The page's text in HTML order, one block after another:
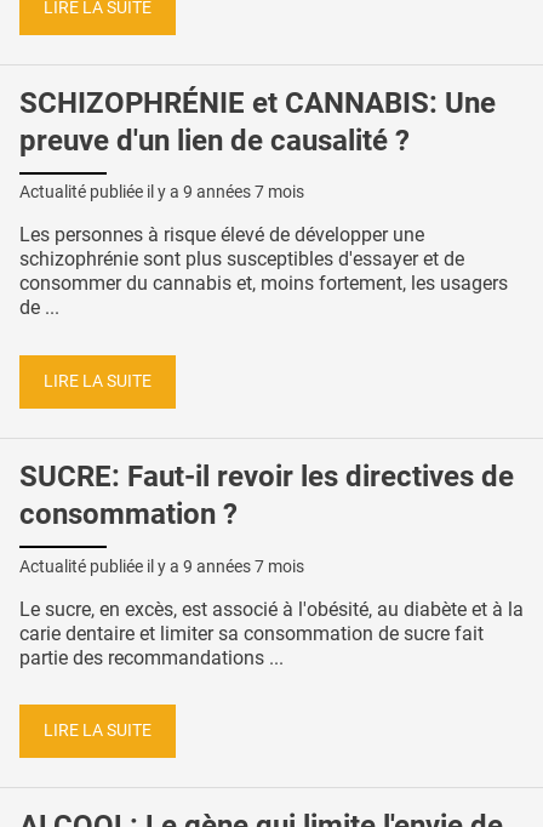
LIRE LA SUITE
SCHIZOPHRÉNIE et CANNABIS: Une
preuve d'un lien de causalité ?
Actualité publiée il y a 9 années 7 mois
Les personnes à risque élevé de développer une
schizophrénie sont plus susceptibles d'essayer et de
consommer du cannabis et, moins fortement, les usagers
de ...
LIRE LA SUITE
SUCRE: Faut-il revoir les directives de
consommation ?
Actualité publiée il y a 9 années 7 mois
Le sucre, en excès, est associé à l'obésité, au diabète et à la
carie dentaire et limiter sa consommation de sucre fait
partie des recommandations ...
LIRE LA SUITE